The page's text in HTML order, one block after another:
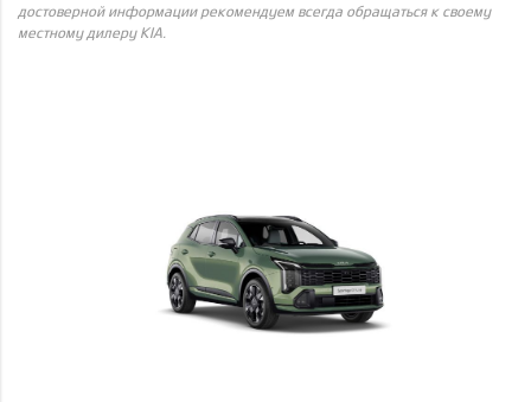
достоверной информации рекомендуем всегда обращаться к своему
местному дилеру KIA.